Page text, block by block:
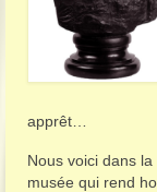
apprêt…
Nous voici dans la
musée qui rend